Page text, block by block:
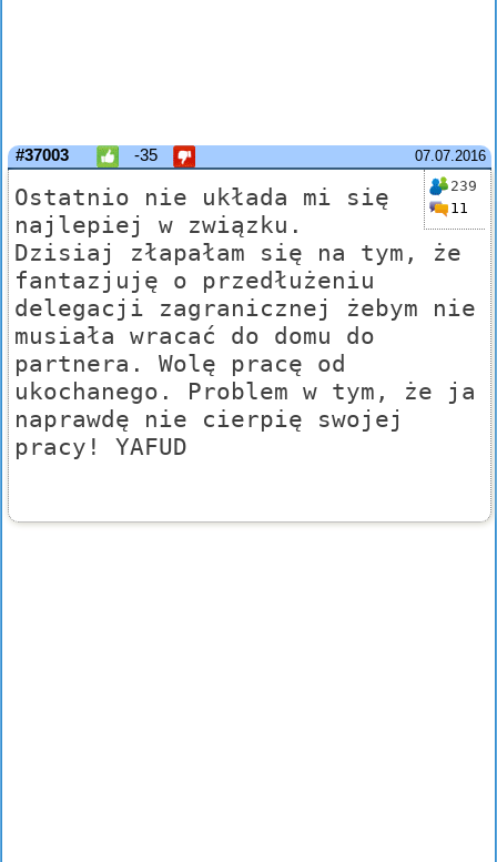
07.07.2016
#37003 -35
239
11
Ostatnio nie układa mi się
najlepiej w związku.
Dzisiaj złapałam się na tym, że
fantazjuję o przedłużeniu
delegacji zagranicznej żebym nie
musiała wracać do domu do
partnera. Wolę pracę od
ukochanego. Problem w tym, że ja
naprawdę nie cierpię swojej
pracy! YAFUD